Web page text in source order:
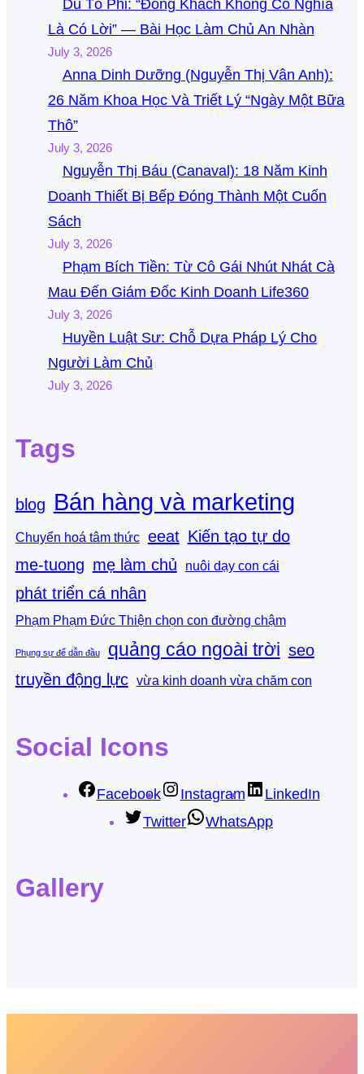
Du Tố Phi: “Đông Khách Không Có Nghĩa
Là Có Lời” — Bài Học Làm Chủ An Nhàn
July 3, 2026
Anna Dinh Dưỡng (Nguyễn Thị Vân Anh):
26 Năm Khoa Học Và Triết Lý “Ngày Một Bữa
Thô”
July 3, 2026
Nguyễn Thị Báu (Canaval): 18 Năm Kinh
Doanh Thiết Bị Bếp Đóng Thành Một Cuốn
Sách
July 3, 2026
Phạm Bích Tiền: Từ Cô Gái Nhút Nhát Cà
Mau Đến Giám Đốc Kinh Doanh Life360
July 3, 2026
Huyền Luật Sư: Chỗ Dựa Pháp Lý Cho
Người Làm Chủ
July 3, 2026
Tags
blog Bán hàng và marketing
Chuyển hoá tâm thức eeat Kiến tạo tự do
me-tuong mẹ làm chủ nuôi dạy con cái
phát triển cá nhân
Phạm Phạm Đức Thiện chọn con đường chậm
Phụng sự để dẫn đầu quảng cáo ngoài trời seo
truyền động lực vừa kinh doanh vừa chăm con
Social Icons
Facebook Instagram
LinkedIn
Twitter
WhatsApp
Gallery